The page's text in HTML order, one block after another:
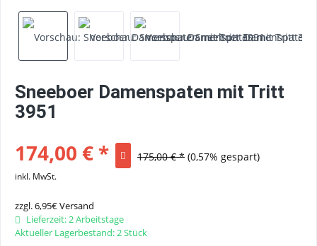
Sneeboer Damenspaten mit Tritt
3951
174,00 € * 175,00 € * (0,57% gespart)
inkl. MwSt.
zzgl. 6,95€ Versand
Lieferzeit: 2 Arbeitstage
Aktueller Lagerbestand: 2 Stück